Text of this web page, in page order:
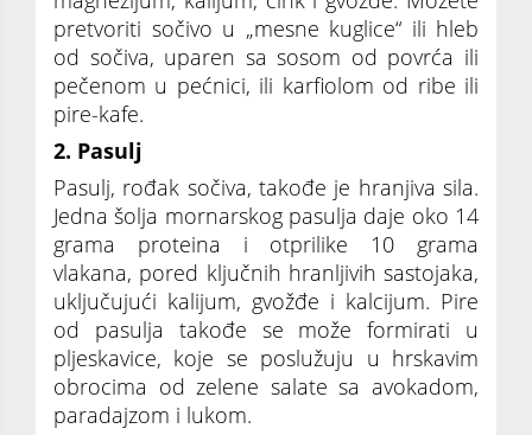
pretvoriti sočivo u „mesne kuglice“ ili hleb
od sočiva, uparen sa sosom od povrća ili
pečenom u pećnici, ili karfiolom od ribe ili
pire-kafe.
2. Pasulj
Pasulj, rođak sočiva, takođe je hranjiva sila.
Jedna šolja mornarskog pasulja daje oko 14
grama proteina i otprilike 10 grama
vlakana, pored ključnih hranljivih sastojaka,
uključujući kalijum, gvožđe i kalcijum. Pire
od pasulja takođe se može formirati u
pljeskavice, koje se poslužuju u hrskavim
obrocima od zelene salate sa avokadom,
paradajzom i lukom.